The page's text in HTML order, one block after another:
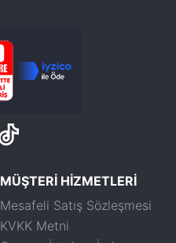
MÜŞTERİ HİZMETLERİ
Mesafeli Satış Sözleşmesi
KVKK Metni